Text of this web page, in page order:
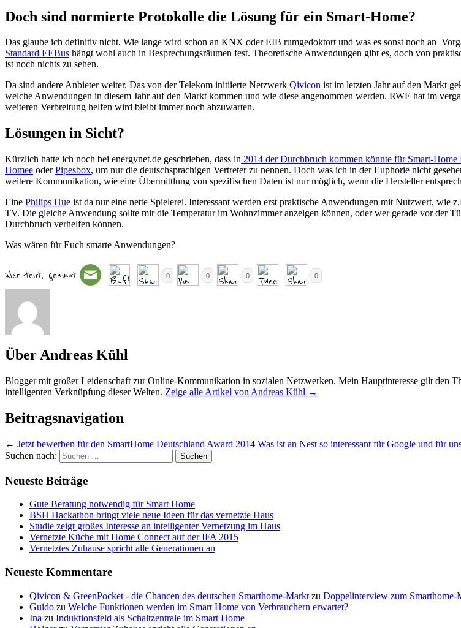
Doch sind normierte Protokolle die Lösung für ein Smart-Home?
Das glaube ich definitiv nicht. Wie lange wird schon an KNX oder EIB rumgedoktort und was es sonst noch an
Standard EEBus hängt wohl auch in Besprechungsräumen fest. Theoretische Anwendungen gibt es, doch von
ist noch nichts zu sehen.
Da sind andere Anbieter weiter. Das von der Telekom initiierte Netzwerk Qivicon ist im letzten Jahr auf den Markt
welche Anwendungen in diesem Jahr auf den Markt kommen und wie diese angenommen werden. RWE hat im
weiteren Verbreitung helfen wird bleibt immer noch abzuwarten.
Lösungen in Sicht?
Kürzlich hatte ich noch bei energynet.de geschrieben, dass in 2014 der Durchbruch kommen könnte für Smart-Home
Homee oderPipesbox, um nur die deutschsprachigen Vertreter zu nennen. Doch was ich in der Euphorie nicht
weitere Kommunikation, wie eine Übermittlung von spezifischen Daten ist nur möglich, wenn die Hersteller
Eine Philips Hue ist da nur eine nette Spielerei. Interessant werden erst praktische Anwendungen mit Nutzwert, wie
TV. Die gleiche Anwendung sollte mir die Temperatur im Wohnzimmer anzeigen können, oder wer gerade vor der
Durchbruch verhelfen können.
Was wären für Euch smarte Anwendungen?
Wer teilt, gewinnt 0 0 0 0
Über Andreas Kühl
Blogger mit großer Leidenschaft zur Online-Kommunikation in sozialen Netzwerken. Mein Hauptinteresse gilt den
intelligenten Verknüpfung dieser Welten. Zeige alle Artikel von Andreas Kühl →
Beitragsnavigation
← Jetzt bewerben für den SmartHome Deutschland Award 2014 Was ist an Nest so interessant für Google und für
Suchen nach:
Neueste Beiträge
Gute Beratung notwendig für Smart Home
BSH Hackathon bringt viele neue Ideen für das vernetzte Haus
Studie zeigt großes Interesse an intelligenter Vernetzung im Haus
Vernetzte Küche mit Home Connect auf der IFA 2015
Vernetztes Zuhause spricht alle Generationen an
Neueste Kommentare
Qivicon & GreenPocket - die Chancen des deutschen Smarthome-Markt zu Doppelinterview zum
Guido zu Welche Funktionen werden im Smart Home von Verbrauchern erwartet?
Ina zu Induktionsfeld als Schaltzentrale im Smart Home